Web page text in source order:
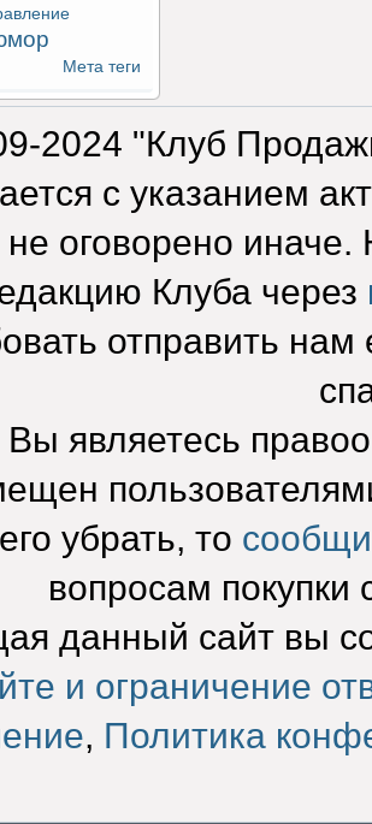
Мета теги
2024 "Клуб
с указанием
не оговорено
Клуба через
отправить нам
являетесь
убрать, то
вопросам покупки
данный сайт вы
и ограничение
, Политика